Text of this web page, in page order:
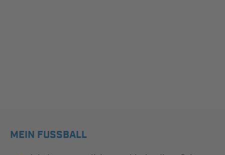
MEIN FUSSBALL